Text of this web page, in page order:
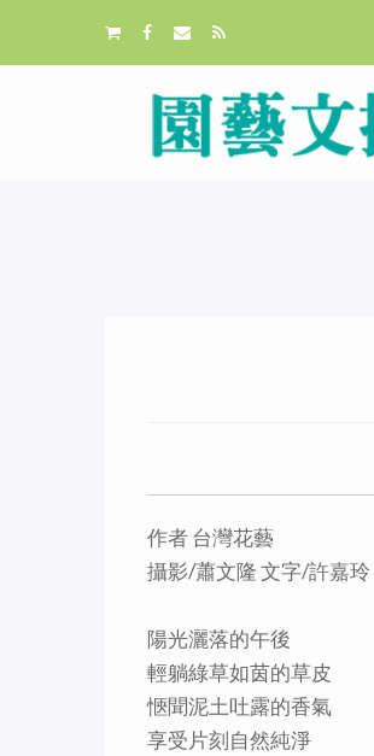
作者 台灣花藝
攝影/蕭文隆 文字/許嘉玲
陽光灑落的午後
輕躺綠草如茵的草皮
愜聞泥土吐露的香氣
享受片刻自然純淨